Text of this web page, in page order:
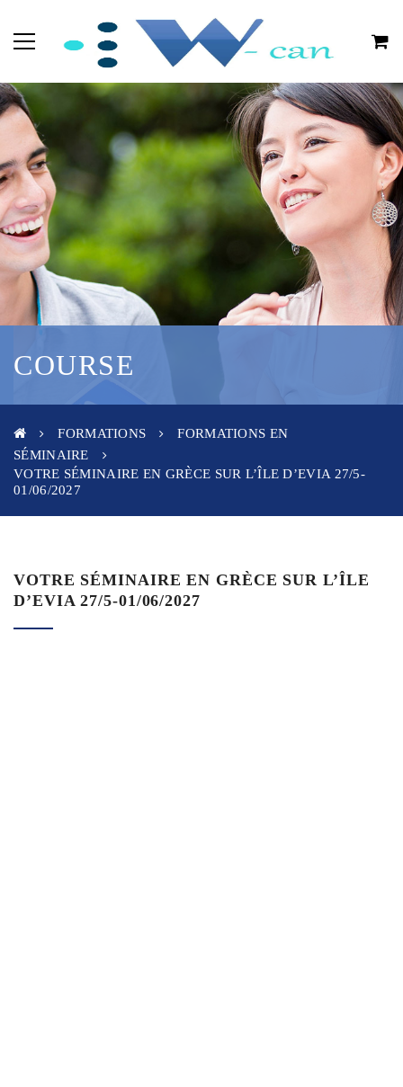
COURSE
FORMATIONS
FORMATIONS EN
SÉMINAIRE
VOTRE SÉMINAIRE EN GRÈCE SUR L’ÎLE D’EVIA 27/5-
01/06/2027
VOTRE SÉMINAIRE EN GRÈCE SUR L’ÎLE
D’EVIA 27/5-01/06/2027